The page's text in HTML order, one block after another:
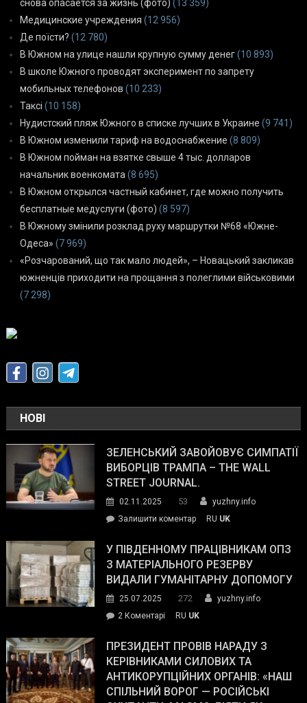
снова опасается за жизнь (фото) (13 359)
Медицинские учреждения (12 956)
Де поїсти? (12 780)
В Южном на улице нашли крупную сумму денег(10 893)
В школе Южного проводят эксперимент по запрету
мобильных телефонов (10 233)
Таксі (10 158)
Нудистский пляж Южного в списке лучших в Украине (9 741)
В Южном изменили тариф на водоснабжение (8 809)
В Южном пойман на взятке свыше 4 тыс. долларов
начальник военкомата (8 695)
В Южном открылся частный кабинет, где можно получить
бесплатные медуслуги (фото) (8 597)
В Южному змінили розклад руху маршрутки №68 «Южне-
Одеса» (7 969)
«Розчарований, що так мало людей», – Новацький закликав
южненців приходити на прощання з полеглими військовими
(7 298)
НОВІ
ЗЕЛЕНСЬКИЙ ЗАВОЙОВУЄ СИМПАТІЇ
ВИБОРЦІВ ТРАМПА – THE WALL
STREET JOURNAL.
02.11.2025 53
yuzhny.info
Залишити коментарon
завойовує
симпатії
виборців
The
Street
Journal.
RU UK
У ПІВДЕННОМУ ПРАЦІВНИКАМ ОПЗ
З МАТЕРІАЛЬНОГО РЕЗЕРВУ
ВИДАЛИ ГУМАНІТАРНУ ДОПОМОГУ
25.07.2025 272
yuzhny.info
2 Коментарі
Південному
працівникам
ОПЗ
з
RU UK
ПРЕЗИДЕНТ ПРОВІВ НАРАДУ З
КЕРІВНИКАМИ СИЛОВИХ ТА
АНТИКОРУПЦІЙНИХ ОРГАНІВ: «НАШ
СПІЛЬНИЙ ВОРОГ — РОСІЙСЬКІ